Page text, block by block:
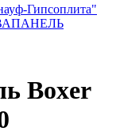
Гипсоплита"
Boxer